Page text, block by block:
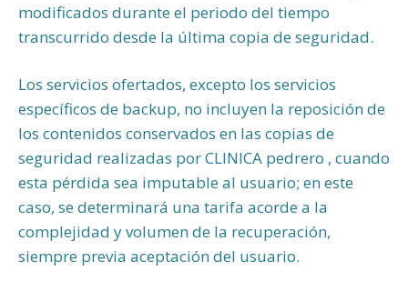
modificados durante el periodo del tiempo
transcurrido desde la última copia de seguridad.
Los servicios ofertados, excepto los servicios
específicos de backup, no incluyen la reposición de
los contenidos conservados en las copias de
seguridad realizadas por CLINICA pedrero , cuando
esta pérdida sea imputable al usuario; en este
caso, se determinará una tarifa acorde a la
complejidad y volumen de la recuperación,
siempre previa aceptación del usuario.